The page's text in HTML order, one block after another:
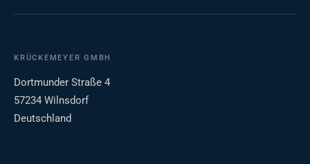
KRÜCKEMEYER GMBH
Dortmunder Straße 4
57234 Wilnsdorf
Deutschland